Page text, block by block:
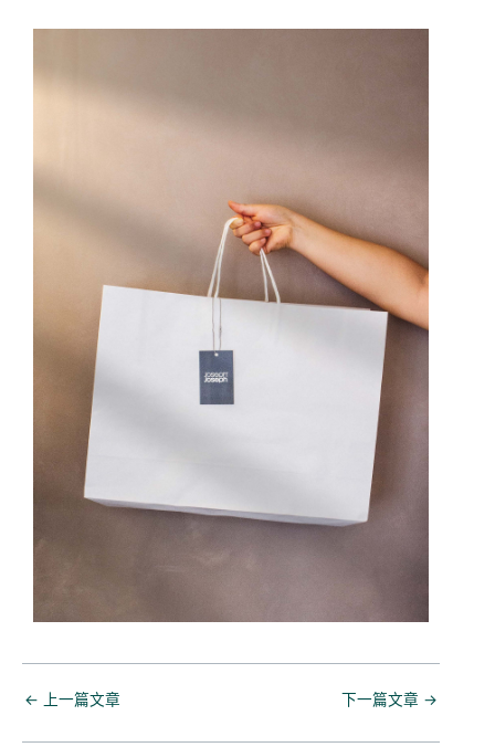
← 上一篇文章 下一篇文章 →